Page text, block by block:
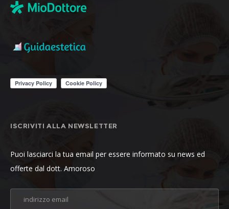
ISCRIVITI ALLA NEWSLETTER
Puoi lasciarci la tua email per essere informato su news ed
offerte dal dott. Amoroso